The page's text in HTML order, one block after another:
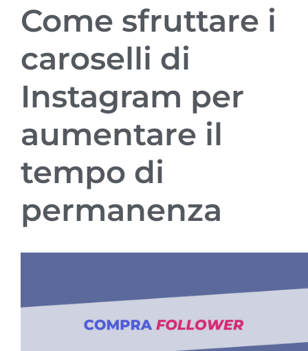
Come sfruttare i
caroselli di
Instagram per
aumentare il
tempo di
permanenza